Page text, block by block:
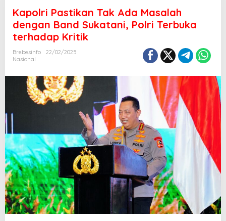
Kapolri Pastikan Tak Ada Masalah
dengan Band Sukatani, Polri Terbuka
terhadap Kritik
Brebesinfo
22/02/2025
Nasional